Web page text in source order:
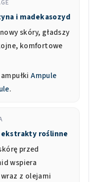
i madekasozyd
skóry, gładszy
komfortowe
Ampule
.
roślinne
przed
wspiera
z olejami